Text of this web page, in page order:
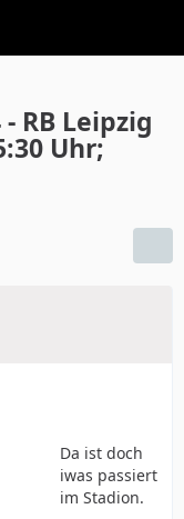
RB Leipzig
Uhr;
Da ist doch
iwas passiert
im Stadion.